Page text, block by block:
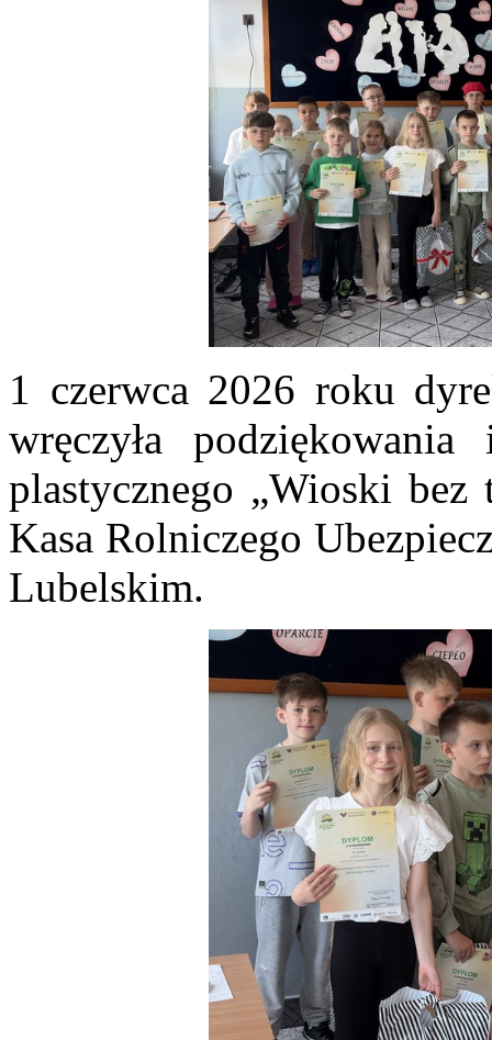
1 czerwca 2026 roku
wręczyła
plastycznego „Wioski bez
Kasa Rolniczego
Lubelskim.